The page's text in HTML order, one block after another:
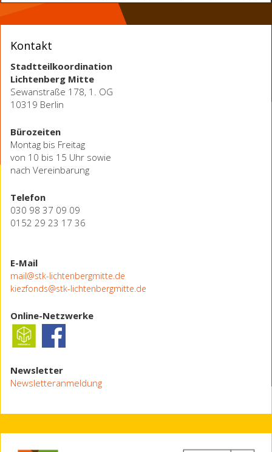
Kontakt
Stadtteilkoordination
Lichtenberg Mitte
Sewanstraße 178, 1. OG
10319 Berlin
Bürozeiten
Montag bis Freitag
von 10 bis 15 Uhr sowie
nach Vereinbarung
Telefon
030 98 37 09 09
0152 29 23 17 36
E-Mail
mail@stk-lichtenbergmitte.de
kiezfonds@stk-lichtenbergmitte.de
Online-Netzwerke
Newsletter
Newsletteranmeldung